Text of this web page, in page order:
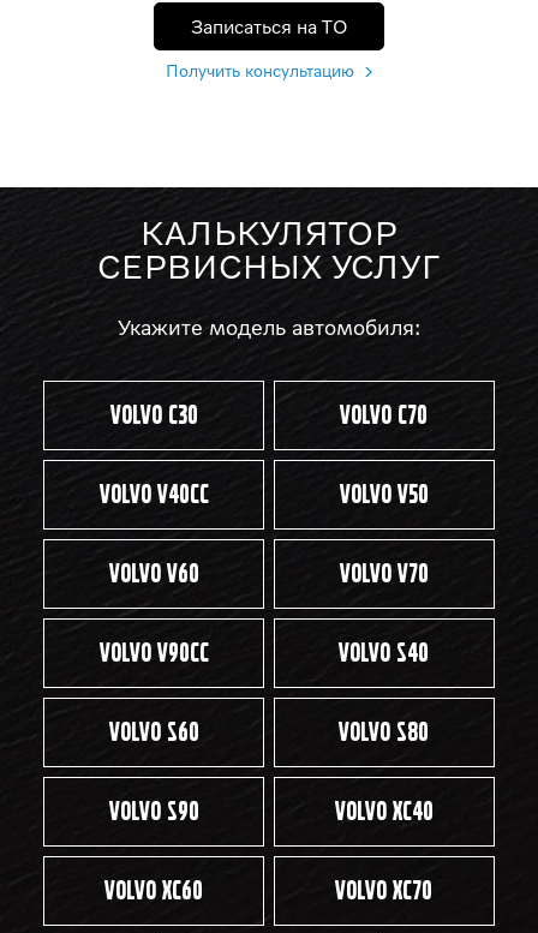
Записаться на ТО
Получить консультацию
КАЛЬКУЛЯТОР
СЕРВИСНЫХ УСЛУГ
Укажите модель автомобиля:
Volvo С30 Volvo С70
Volvo V40CC Volvo V50
Vоlvo V60 Volvo V70
Volvo V90CC Volvo S40
Volvo S60 Volvo S80
Volvo S90 Volvo XC40
Volvo ХС60 Volvo ХС70